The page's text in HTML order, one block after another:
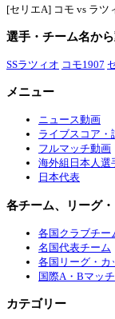
[セリエA] コモ vs ラツ
選手・チーム名か
SSラツィオ コモ1907
メニュー
ニュース動画
ライブスコア・
フルマッチ動画
海外組日本人選
日本代表
各チーム、リーグ
各国クラブチー
名国代表チーム
各国リーグ・カ
国際A・Bマッチ
カテゴリー